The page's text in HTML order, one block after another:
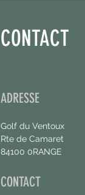
CONTACT
ADRESSE
Golf du Ventoux
Rte de Camaret
84100 0RANGE
CONTACT